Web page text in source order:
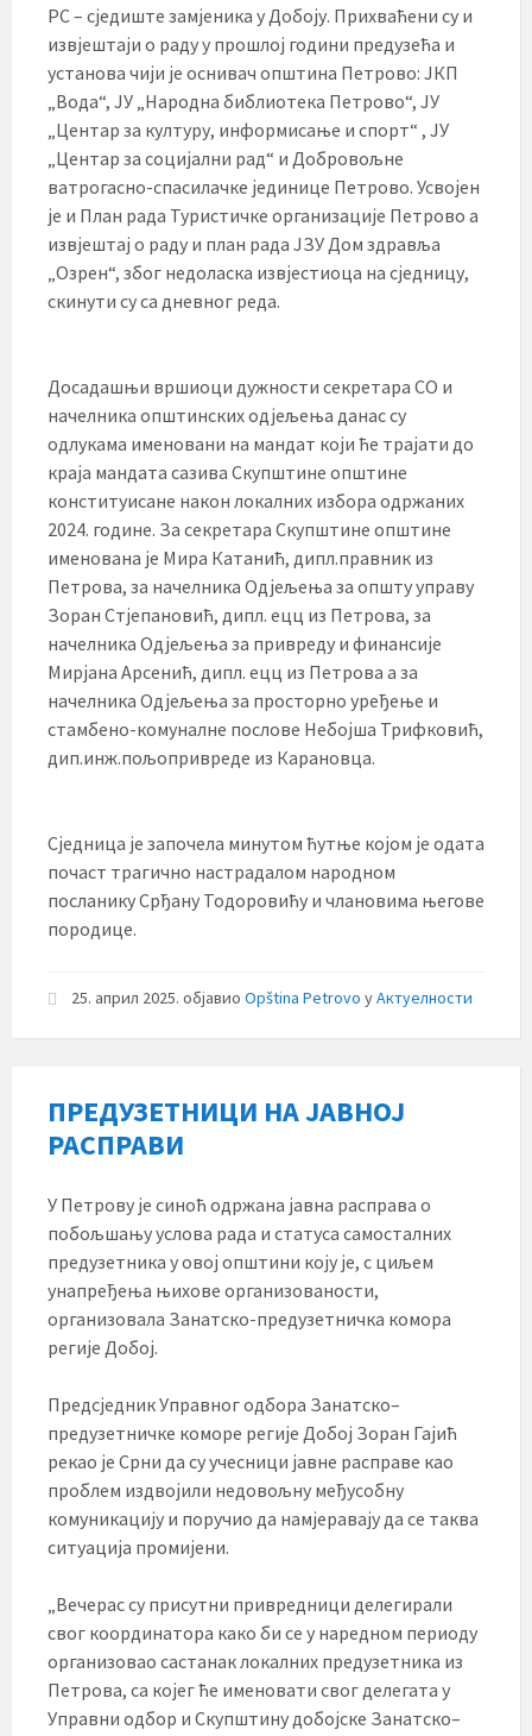
РС – сједиште замјеника у Добоју. Прихваћени су и
извјештаји о раду у прошлој години предузећа и
установа чији је оснивач општина Петрово: ЈКП
„Вода“, ЈУ „Народна библиотека Петрово“, ЈУ
„Центар за културу, информисање и спорт“ , ЈУ
„Центар за социјални рад“ и Добровољне
ватрогасно-спасилачке јединице Петрово. Усвојен
је и План рада Туристичке организације Петрово а
извјештај о раду и план рада ЈЗУ Дом здравља
„Озрен“, због недоласка извјестиоца на сједницу,
скинути су са дневног реда.
Досадашњи вршиоци дужности секретара СО и
начелника општинских одјељења данас су
одлукама именовани на мандат који ће трајати до
краја мандата сазива Скупштине општине
конституисане након локалних избора одржаних
2024. године. За секретара Скупштине општине
именована је Мира Катанић, дипл.правник из
Петрова, за начелника Одјељења за општу управу
Зоран Стјепановић, дипл. ецц из Петрова, за
начелника Одјељења за привреду и финансије
Мирјана Арсенић, дипл. ецц из Петрова а за
начелника Одјељења за просторно уређење и
стамбено-комуналне послове Небојша Трифковић,
дип.инж.пољопривреде из Карановца.
Сједница је започела минутом ћутње којом је одата
почаст трагично настрадалом народном
посланику Срђану Тодоровићу и члановима његове
породице.
25. април 2025. објавио Opština Petrovo уАктуелности
ПРЕДУЗЕТНИЦИ НА ЈАВНОЈ
РАСПРАВИ
У Петрову је синоћ одржана јавна расправа о
побољшању услова рада и статуса самосталних
предузетника у овој општини коју је, с циљем
унапређења њихове организованости,
организовала Занатско-предузетничка комора
регије Добој.
Предсједник Управног одбора Занатско–
предузетничке коморе регије Добој Зоран Гајић
рекао је Срни да су учесници јавне расправе као
проблем издвојили недовољну међусобну
комуникацију и поручио да намјеравају да се таква
ситуација промијени.
„Вечерас су присутни привредници делегирали
свог координатора како би се у наредном периоду
организовао састанак локалних предузетника из
Петрова, са којег ће именовати свог делегата у
Управни одбор и Скупштину добојске Занатско–